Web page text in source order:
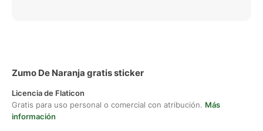
Zumo De Naranja gratis sticker
Licencia de Flaticon
Gratis para uso personal o comercial con atribución. Más
información